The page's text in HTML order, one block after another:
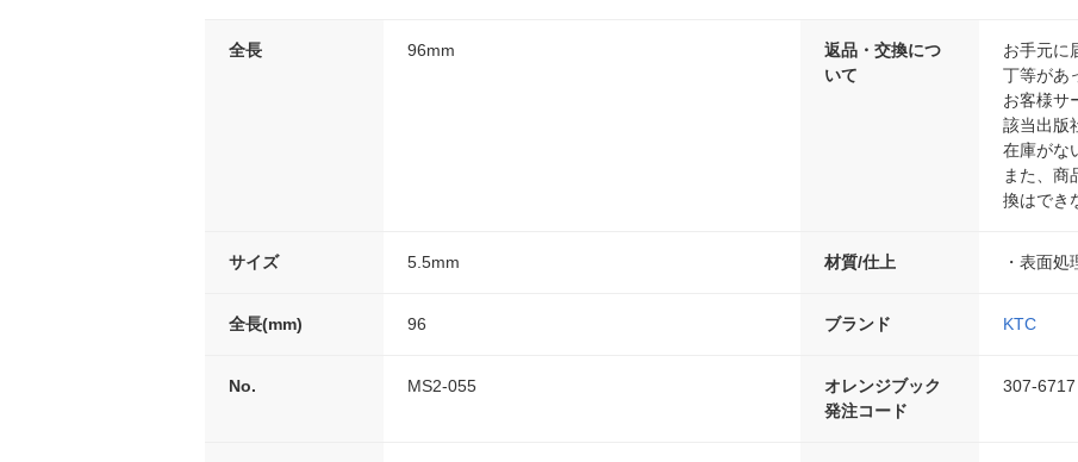
全長 96mm
返品・交換につ
いて
お手元に
丁等があ
お客様サ
該当出版
在庫がな
また、商
換はでき
サイズ 5.5mm 材質/仕上 ・表面
全長(mm) 96 ブランド KTC
No. MS2-055
オレンジブック
発注コード
307-6717